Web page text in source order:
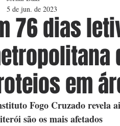
76 dias
em
5 de jun. de 2023
Fogo Cruzado revela
são os mais afetados